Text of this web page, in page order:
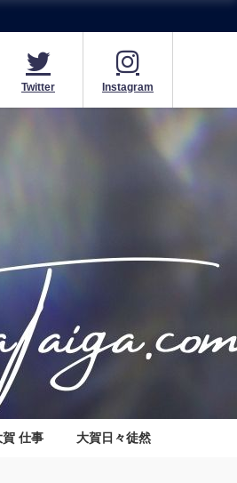
Twitter Instagram
賀 仕事 大賀日々徒然